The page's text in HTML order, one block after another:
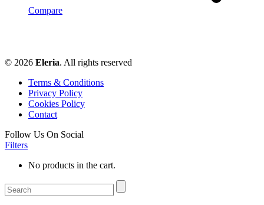
Compare
© 2026 Eleria. All rights reserved
Terms & Conditions
Privacy Policy
Cookies Policy
Contact
Follow Us On Social
Filters
No products in the cart.